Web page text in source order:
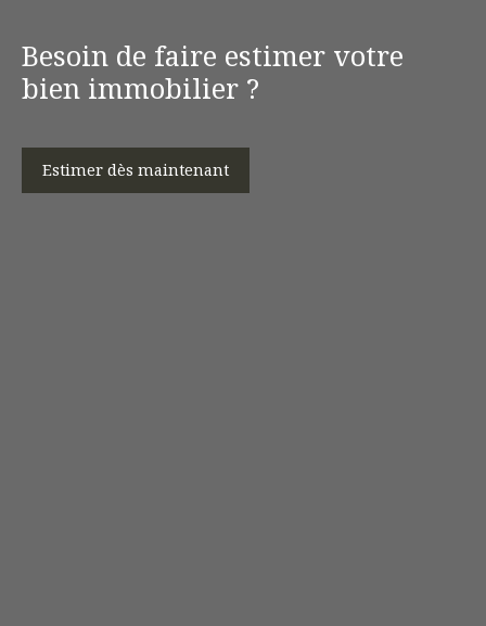
Besoin de faire estimer votre
bien immobilier ?
Estimer dès maintenant